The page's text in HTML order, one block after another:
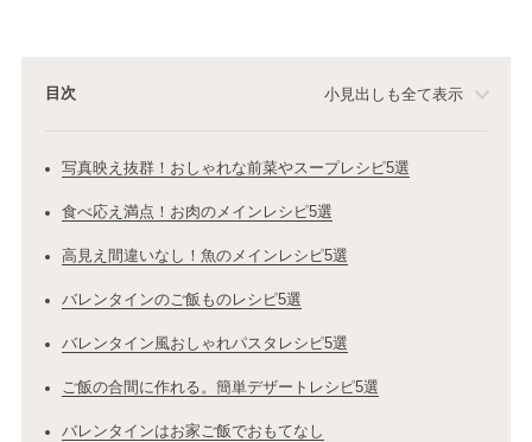
目次 小見出しも全て表示
写真映え抜群！おしゃれな前菜やスープレシピ5選
食べ応え満点！お肉のメインレシピ5選
高見え間違いなし！魚のメインレシピ5選
バレンタインのご飯ものレシピ5選
バレンタイン風おしゃれパスタレシピ5選
ご飯の合間に作れる。簡単デザートレシピ5選
バレンタインはお家ご飯でおもてなし